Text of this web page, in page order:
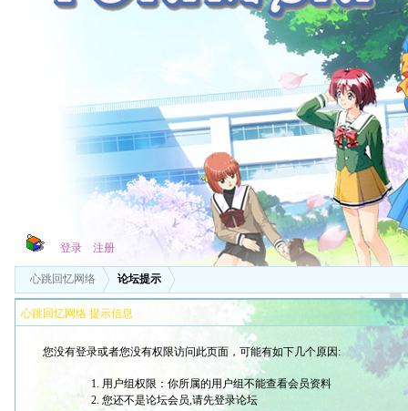
登录 注册
心跳回忆网络 论坛提示
心跳回忆网络 提示信息
您没有登录或者您没有权限访问此页面，可能有如下几个原因:
用户组权限：你所属的用户组不能查看会员资料
您还不是论坛会员,请先登录论坛